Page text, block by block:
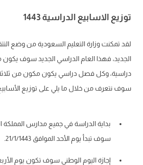
الاسابيع الدراسية 1443
وزارة التعليم السعودية من وضع التتقويم
فهذا العام الدراسي الجديد سوف يكون مكون
وكل فصل دراسي يكون مكون من ثلاثة عشر
من خلال ما يلي على توزيع الأسابيع
بداية الدراسة في جميع مدارس المملكة العربية
سوف تبدأ يوم الأحد الموافق 21/1/1443.
إجازة اليوم الوطني سوف تكون يوم الأربعاء